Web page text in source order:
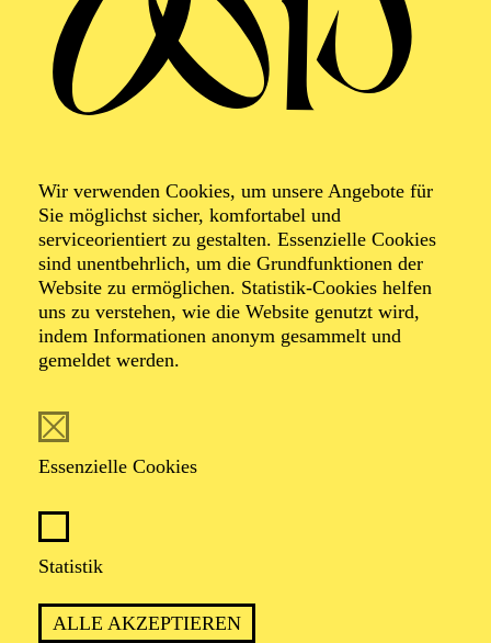
Wir verwenden Cookies, um unsere Angebote für
Sie möglichst sicher, komfortabel und
serviceorientiert zu gestalten. Essenzielle Cookies
sind unentbehrlich, um die Grundfunktionen der
Website zu ermöglichen. Statistik-Cookies helfen
uns zu verstehen, wie die Website genutzt wird,
indem Informationen anonym gesammelt und
gemeldet werden.
Essenzielle Cookies
Statistik
ALLE AKZEPTIEREN
Foto: Philipp Noack
Aline Bosselmann
Theaterpädagog*in
Spielplatz vor der Tür, gehört die DDR zu meinen
nach der Wende besetzten Häuser. Ein bisschen bunt im
Punkkonzerten aus.